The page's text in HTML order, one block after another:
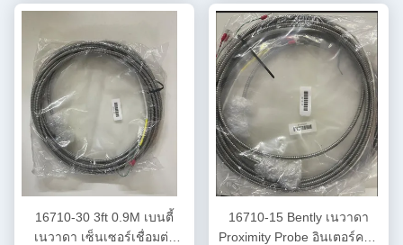
16710-30 3ft 0.9M เบนตี้
เนวาดา เซ็นเซอร์เชื่อมต่อ
16710-15 Bently เนวาดา
Proximity Probe อินเตอร์คอน